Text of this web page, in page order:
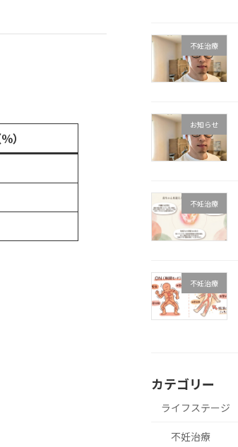
）
不妊治療
お知らせ
不妊治療
不妊治療
カテゴリー
ライフステージ
不妊治療